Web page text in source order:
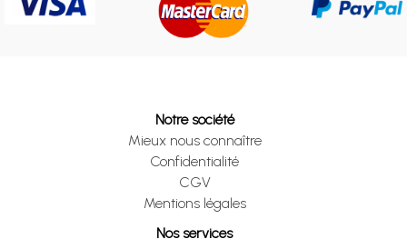
Notre société
Mieux nous connaître
Confidentialité
CGV
Mentions légales
Nos services